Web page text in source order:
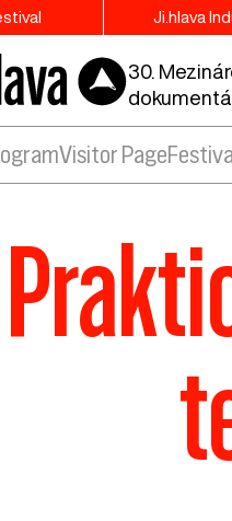
Ji.hlava
30.
Visitor PageFestival